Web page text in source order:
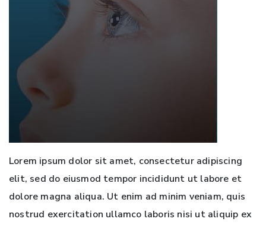
Lorem ipsum dolor sit amet, consectetur adipiscing
elit, sed do eiusmod tempor incididunt ut labore et
dolore magna aliqua. Ut enim ad minim veniam, quis
nostrud exercitation ullamco laboris nisi ut aliquip ex